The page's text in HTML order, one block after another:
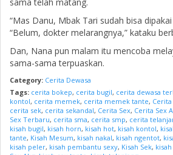
“Mas Danu, Mbak Tari sudah bisa
“Belum, dokter melarangnya,” kataku
Dan, Nana pun malam itu mencoba
sama-sama terpuaskan.
Category: Cerita Dewasa
Tags: cerita bokep, cerita bugil, cerita dewasa
kontol, cerita memek, cerita memek tante,
cerita sek, cerita sekandal, Cerita Sex, Cerita Sex
Sex Terbaru, cerita sma, cerita smp, cerita
kisah bugil, kisah horn, kisah hot, kisah kontol,
tante, Kisah Mesum, kisah nakal, kisah ngentot,
kisah peler, kisah pembantu sexy, Kisah Sek,